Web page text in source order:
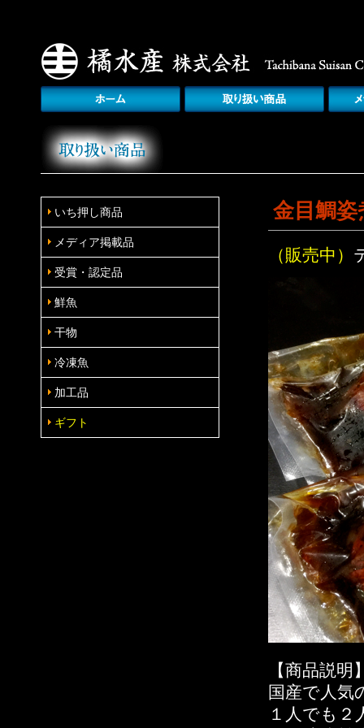
いち押し商品
メディア掲載品
受賞・認定品
鮮魚
干物
冷凍魚
加工品
ギフト
金目鯛
（販売中）
【商品説明
国産で人気
１人でも